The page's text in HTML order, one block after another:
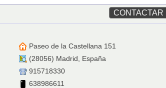
Paseo de la Castellana 151
(28056) Madrid
España
915718330
638986611